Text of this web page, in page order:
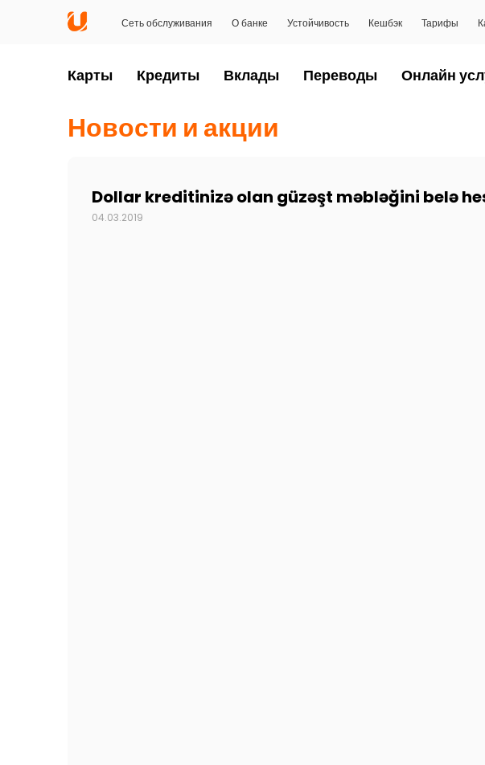
Сеть обслуживания О банке Устойчивость Кешбэк Тарифы
Карты Кредиты Вклады Переводы Онлайн
Новости и акции
Dollar kreditinizə olan güzəşt məbləğini belə
04.03.2019